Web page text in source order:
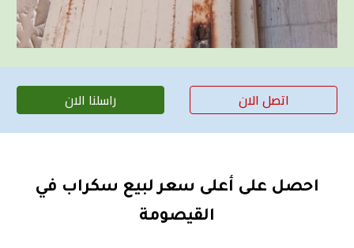
راسلنا الان اتصل الان
احصل على أعلى سعر لبيع سكراب في
القيصومة